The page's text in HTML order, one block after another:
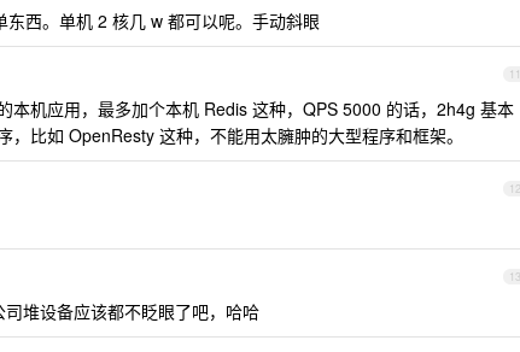
西。单机 2 核几 w 都可以呢。手动斜眼
11
本机应用，最多加个本机 Redis 这种，QPS 5000 的话，2h4g 基本
，比如 OpenResty 这种，不能用太臃肿的大型程序和框架。
12
13
堆设备应该都不眨眼了吧，哈哈